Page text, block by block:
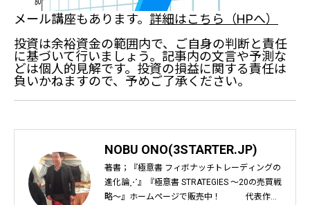
メール講座もあります。 詳細はこちら（HPへ）
投資は余裕資金の範囲内で、ご自身の判断と責任
に基づいて行いましょう。記事内の文言や予測な
どは個人的見解です。投資の損益に関する責任は
負いかねますので、予めご了承ください。
NOBU ONO(3STARTER.JP)
著書；『極意書 フィボナッチトレーディングの
進化論⋰』『極意書 STRATEGIES ～20の売買戦
略～』ホームページで販売中！ 代表作；